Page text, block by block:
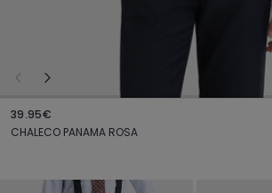
39.95€
CHALECO PANAMA ROSA